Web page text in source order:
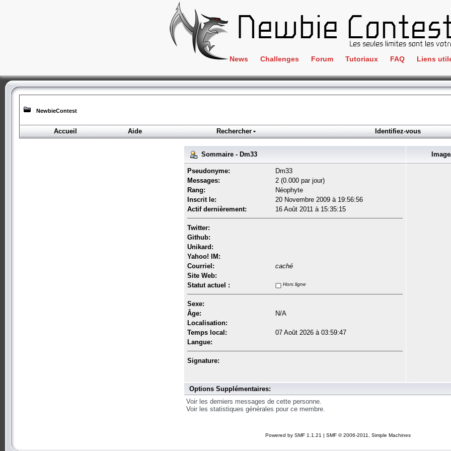
News Challenges
Crackme
ClientSide
Forensics
Programmation
Stéganographie
Wargame
Forum Tutoriaux FAQ Liens
IRC
NewbieContest
Accueil
Aide Rechercher Identifiez-vous
Sommaire - Dm33
Pseudonyme:
Dm33
Messages:
2 (0.000 par jour)
Rang:
Néophyte
Inscrit le:
20 Novembre 2009 à 19:56:56
Actif dernièrement:
16 Août 2011 à 15:35:15
Twitter:
Github:
Unikard:
Yahoo! IM:
Courriel:
caché
Site Web:
Statut actuel :
Hors ligne
Sexe:
Âge:
N/A
Localisation:
Temps local:
07 Août 2026 à 03:59:47
Langue:
Signature:
Options Supplémentaires:
Voir les derniers messages de cette personne.
Voir les statistiques générales pour ce membre.
Powered by SMF 1.1.21 | SMF © 2006-2011, Simple Machines